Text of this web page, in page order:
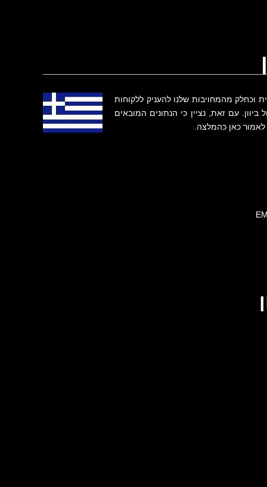
וכחלק מהמחויבות שלנו להעניק ללקוחות
עם זאת, נציין כי הנתונים המובאים
כאן כהמלצה.